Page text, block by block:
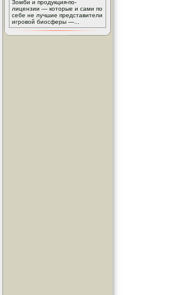
Зомби и продукция-по-
лицензии — которые и сами по
себе не лучшие представители
игровой биосферы —...